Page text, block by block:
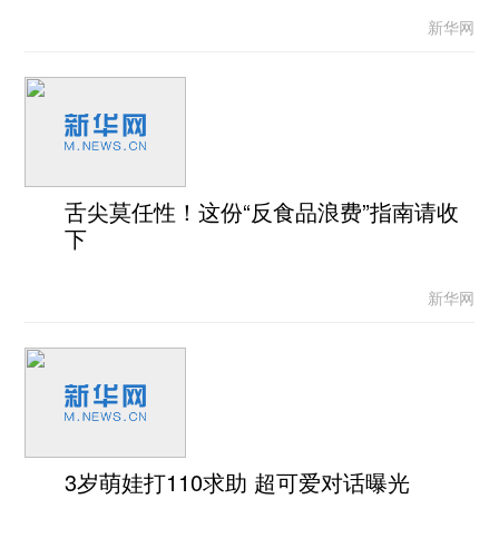
新华网
舌尖莫任性！这份“反食品浪费”指南请收
下
新华网
3岁萌娃打110求助 超可爱对话曝光